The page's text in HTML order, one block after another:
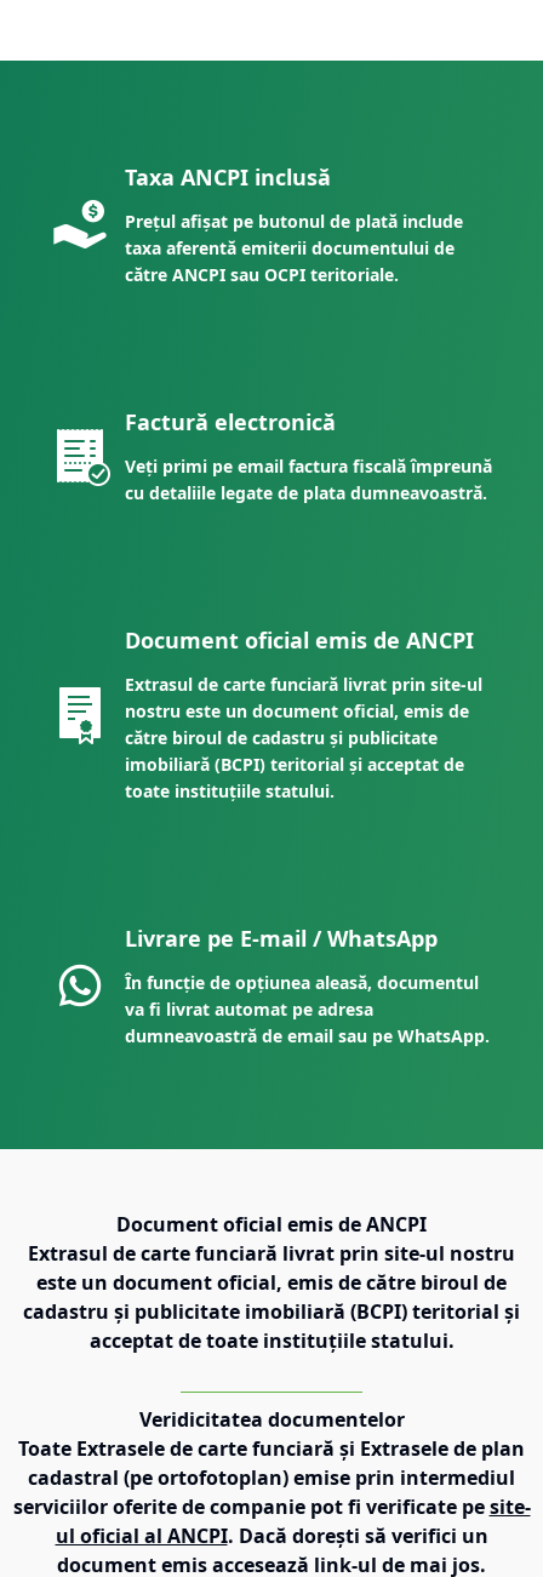
Taxa ANCPI inclusă
Prețul afișat pe butonul de plată include
taxa aferentă emiterii documentului de
către ANCPI sau OCPI teritoriale.
Factură electronică
Veți primi pe email factura fiscală împreună
cu detaliile legate de plata dumneavoastră.
Document oficial emis de ANCPI
Extrasul de carte funciară livrat prin site-ul
nostru este un document oficial, emis de
către biroul de cadastru și publicitate
imobiliară (BCPI) teritorial și acceptat de
toate instituțiile statului.
Livrare pe E-mail / WhatsApp
În funcție de opțiunea aleasă, documentul
va fi livrat automat pe adresa
dumneavoastră de email sau pe WhatsApp.
Document oficial emis de ANCPI
Extrasul de carte funciară livrat prin site-ul nostru
este un document oficial, emis de către biroul de
cadastru și publicitate imobiliară (BCPI) teritorial și
acceptat de toate instituțiile statului.
Veridicitatea documentelor
Toate Extrasele de carte funciară și Extrasele de plan
cadastral (pe ortofotoplan) emise prin intermediul
serviciilor oferite de companie pot fi verificate pe site-
ul oficial al ANCPI. Dacă dorești să verifici un
document emis accesează link-ul de mai jos.